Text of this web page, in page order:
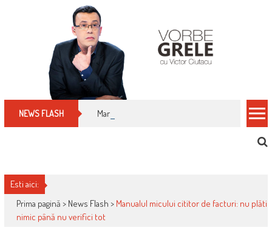
NEWS FLASH Manualul micului cititor de facturi: nu plăti
Esti aici:
Prima pagină > News Flash > Manualul micului cititor de facturi: nu plăti
nimic până nu verifici tot